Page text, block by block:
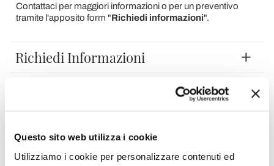
Questo sito web utilizza i cookie
Utilizziamo i cookie per personalizzare contenuti ed
Contattaci per maggiori informazioni o per un preventivo
tramite l'apposito form "Richiedi informazioni".
Richiedi Informazioni
Devi accedere per poter scrivere la tua opinione.